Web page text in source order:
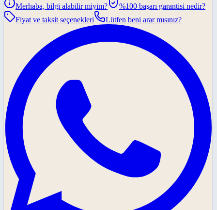
Merhaba, bilgi alabilir miyim?
%100 başarı garantisi nedir?
Fiyat ve taksit seçenekleri
Lütfen beni arar mısınız?